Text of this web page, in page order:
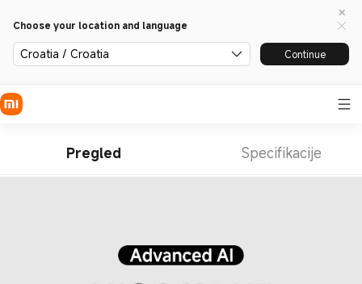
Choose your location and language
Croatia / Croatia Continue
Pregled Specifikacije